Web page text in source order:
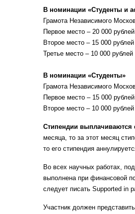
В номинации «Студенты и
Грамота Независимого
Первое место – 20 000
Второе место – 15 000
Третье место – 10 000
В номинации «Студенты»
Грамота Независимого
Первое место – 15 000
Второе место – 10 000
Стипендии выплачиваются
месяца, то за этот месяц
то его стипендия
Во всех научных работах,
выполнена при финансовой
следует писать Supported in
Участник должен